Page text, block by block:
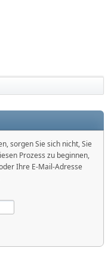
sorgen Sie sich nicht, Sie
Prozess zu beginnen,
Ihre E-Mail-Adresse